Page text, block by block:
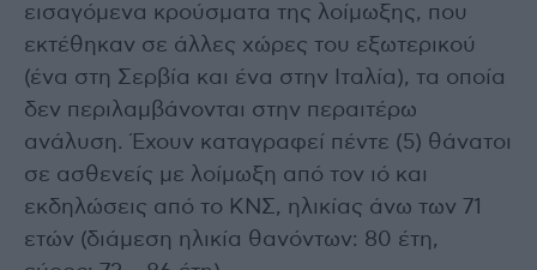
εισαγόμενα κρούσματα της λοίμωξης, που
εκτέθηκαν σε άλλες χώρες του εξωτερικού
(ένα στη Σερβία και ένα στην Ιταλία), τα οποία
δεν περιλαμβάνονται στην περαιτέρω
ανάλυση. Έχουν καταγραφεί πέντε (5) θάνατοι
σε ασθενείς με λοίμωξη από τον ιό και
εκδηλώσεις από το ΚΝΣ, ηλικίας άνω των 71
ετών (διάμεση ηλικία θανόντων: 80 έτη,